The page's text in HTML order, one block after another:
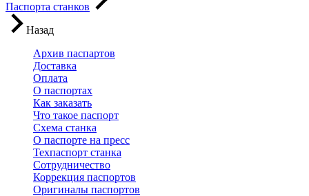
Паспорта станков
Назад
Архив паспартов
Доставка
Оплата
О паспортах
Как заказать
Что такое паспорт
Схема станка
О паспорте на пресс
Техпаспорт станка
Сотрудничество
Коррекция паспортов
Оригиналы паспортов